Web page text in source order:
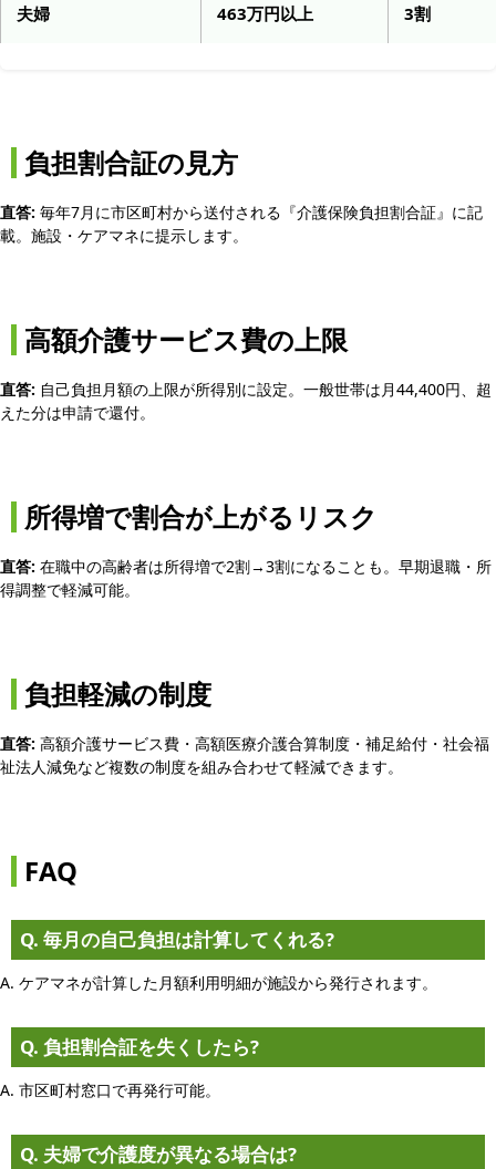
夫婦 463万円以上 3割
負担割合証の見方
直答: 毎年7月に市区町村から送付される『介護保険負担割合証』に記
載。施設・ケアマネに提示します。
高額介護サービス費の上限
直答: 自己負担月額の上限が所得別に設定。一般世帯は月44,400円、超
えた分は申請で還付。
所得増で割合が上がるリスク
直答: 在職中の高齢者は所得増で2割→3割になることも。早期退職・所
得調整で軽減可能。
負担軽減の制度
直答: 高額介護サービス費・高額医療介護合算制度・補足給付・社会福
祉法人減免など複数の制度を組み合わせて軽減できます。
FAQ
Q. 毎月の自己負担は計算してくれる?
A. ケアマネが計算した月額利用明細が施設から発行されます。
Q. 負担割合証を失くしたら?
A. 市区町村窓口で再発行可能。
Q. 夫婦で介護度が異なる場合は?